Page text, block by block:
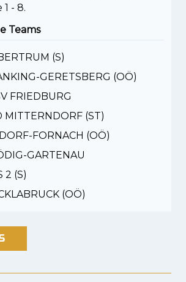
- 8.
Teams
(S)
GERETSBERG (OÖ)
FRIEDBURG
MITTERNDORF (ST)
FORNACH (OÖ)
GARTENAU
2 (S)
(OÖ)